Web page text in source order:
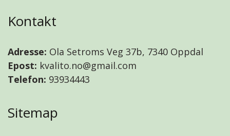
Kontakt
Adresse: Ola Setroms Veg 37b, 7340 Oppdal
Epost: kvalito.no@gmail.com
Telefon: 93934443
Sitemap